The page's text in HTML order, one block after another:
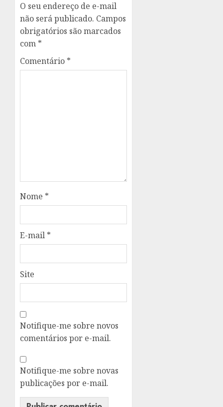
O seu endereço de e-mail
não será publicado. Campos
obrigatórios são marcados
com *
Comentário *
Nome *
E-mail *
Site
Notifique-me sobre novos
comentários por e-mail.
Notifique-me sobre novas
publicações por e-mail.